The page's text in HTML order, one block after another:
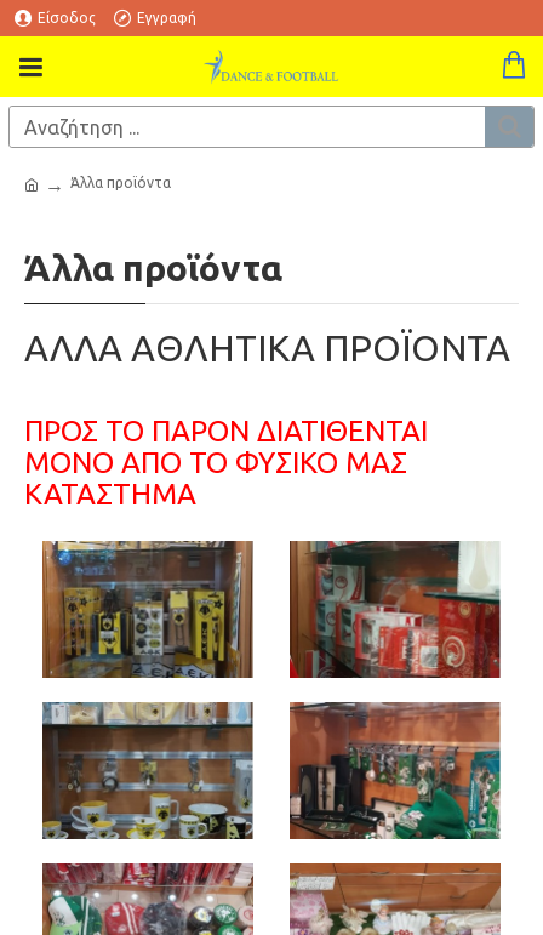
Είσοδος Εγγραφή
Άλλα προϊόντα
Άλλα προϊόντα
ΑΛΛΑ ΑΘΛΗΤΙΚΑ ΠΡΟΪΟΝΤΑ
ΠΡΟΣ ΤΟ ΠΑΡΟΝ ΔΙΑΤΙΘΕΝΤΑΙ
ΜΟΝΟ ΑΠΟ ΤΟ ΦΥΣΙΚΟ ΜΑΣ
ΚΑΤΑΣΤΗΜΑ